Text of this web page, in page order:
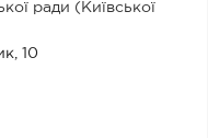
ради (Київської
10